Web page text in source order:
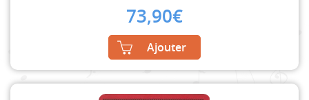
73,90€
Ajouter